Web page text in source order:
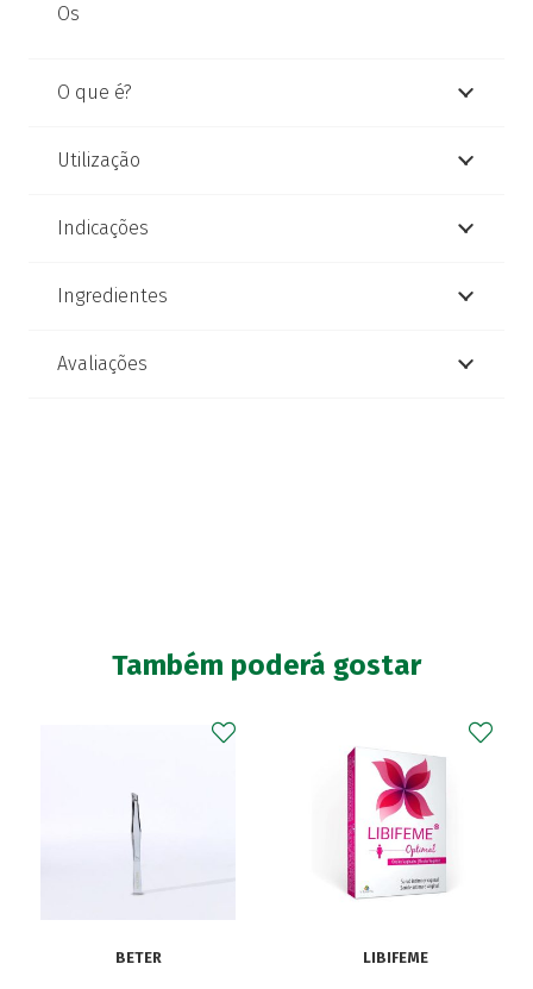
Os
O que é?
Utilização
Indicações
Ingredientes
Avaliações
Também poderá gostar
BETER LIBIFEME